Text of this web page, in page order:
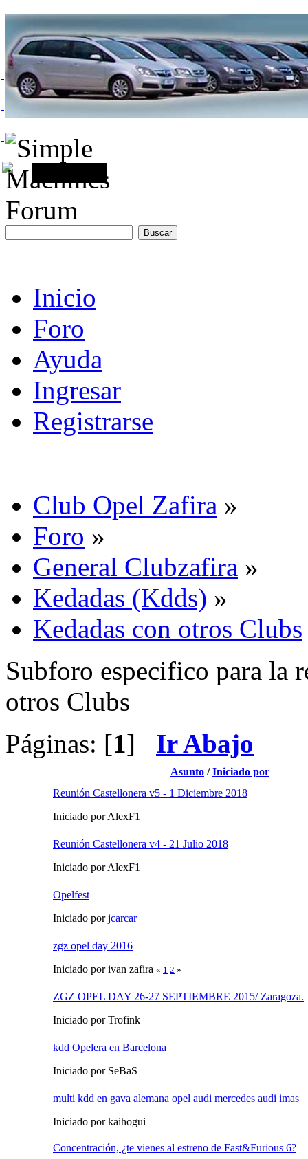
Inicio
Foro
Ayuda
Ingresar
Registrarse
Club Opel Zafira »
Foro »
General Clubzafira »
Kedadas (Kdds) »
Kedadas con otros Clubs
Subforo especifico para la
otros Clubs
Páginas: [1] Ir Abajo
Asunto /Iniciado por
Reunión Castellonera v5 - 1 Diciembre 2018
Iniciado por AlexF1
Reunión Castellonera v4 - 21 Julio 2018
Iniciado por AlexF1
Opelfest
Iniciado porjcarcar
zgz opel day 2016
Iniciado por ivan zafira « 1 2 »
ZGZ OPEL DAY 26-27 SEPTIEMBRE 2015/ Zaragoza.
Iniciado por Trofink
kdd Opelera en Barcelona
Iniciado por SeBaS
multi kdd en gava alemana opel audi mercedes audi imas
Iniciado por kaihogui
Concentración, ¿te vienes al estreno de Fast&Furious 6?